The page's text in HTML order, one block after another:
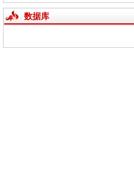
数据库